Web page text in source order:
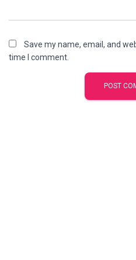
Save my name, email, and
time I comment.